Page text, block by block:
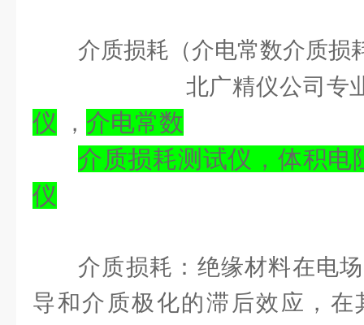
介质损耗（介电常数介质损
北广精仪公司专
仪 ， 介电常数
介质损耗测试仪，体积电
仪
介质损耗：绝缘材料在电
导和介质极化的滞后效应，